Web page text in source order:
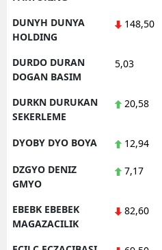
DUNYH DUNYA
HOLDING
148,50
DURDO DURAN
DOGAN BASIM
5,03
DURKN DURUKAN
SEKERLEME
20,58
DYOBY DYO BOYA 12,94
DZGYO DENIZ
GMYO
7,17
EBEBK EBEBEK
MAGAZACILIK
82,60